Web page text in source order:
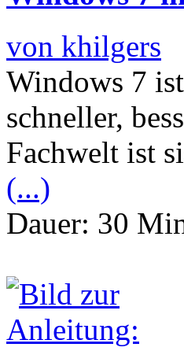
von khilgers
Windows 7
schneller,
Fachwelt ist
(...)
Dauer: 30